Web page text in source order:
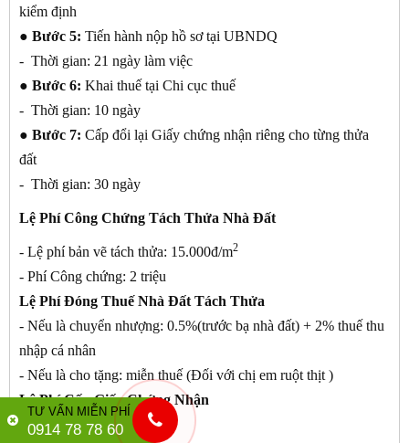
kiểm định
● Bước 5: Tiến hành nộp hồ sơ tại UBNDQ
- Thời gian: 21 ngày làm việc
● Bước 6: Khai thuế tại Chi cục thuế
- Thời gian: 10 ngày
● Bước 7: Cấp đổi lại Giấy chứng nhận riêng cho từng thửa
đất
- Thời gian: 30 ngày
Lệ Phí Công Chứng Tách Thửa Nhà Đất
- Lệ phí bản vẽ tách thửa: 15.000đ/m2
- Phí Công chứng: 2 triệu
Lệ Phí Đóng Thuế Nhà Đất Tách Thửa
- Nếu là chuyển nhượng: 0.5%(trước bạ nhà đất) + 2% thuế thu
nhập cá nhân
- Nếu là cho tặng: miễn thuế (Đối với chị em ruột thịt )
Lệ Phí Cấp Giấy Chứng Nhận
- 50 ngàn/giấy
TƯ VẤN MIỄN PHÍ
0914 78 78 60